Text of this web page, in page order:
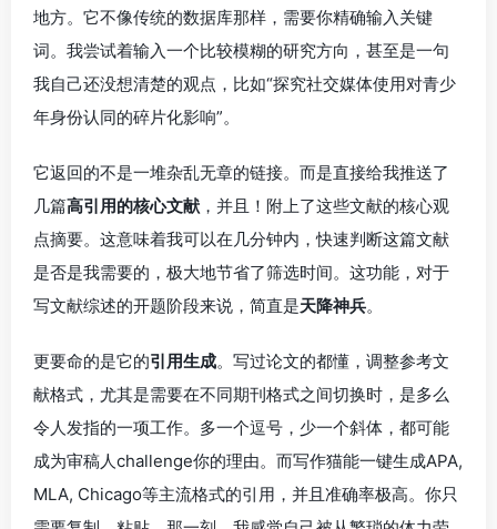
地方。它不像传统的数据库那样，需要你精确输入关键
词。我尝试着输入一个比较模糊的研究方向，甚至是一句
我自己还没想清楚的观点，比如“探究社交媒体使用对青少
年身份认同的碎片化影响”。
它返回的不是一堆杂乱无章的链接。而是直接给我推送了
几篇高引用的核心文献 ，并且！附上了这些文献的核心观
点摘要。这意味着我可以在几分钟内，快速判断这篇文献
是否是我需要的，极大地节省了筛选时间。这功能，对于
写文献综述的开题阶段来说，简直是天降神兵。
更要命的是它的引用生成。写过论文的都懂，调整参考文
献格式，尤其是需要在不同期刊格式之间切换时，是多么
令人发指的一项工作。多一个逗号，少一个斜体，都可能
成为审稿人challenge你的理由。而写作猫能一键生成APA,
MLA, Chicago等主流格式的引用，并且准确率极高。你只